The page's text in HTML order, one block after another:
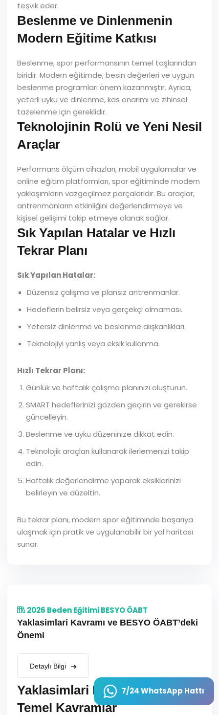
7/24 WhatsApp Hattı
teşvik eder.
Beslenme ve Dinlenmenin
Modern Eğitime Katkısı
Beslenme, spor performansının temel taşlarından
biridir. Modern eğitimde, besin değerleri ve uygun
beslenme programları önem kazanmıştır. Ayrıca,
yeterli uyku ve dinlenme, kas onarımı ve zihinsel
tazelenme için gereklidir.
Teknolojinin Rolü ve Yeni Nesil
Araçlar
Performans ölçüm cihazları, mobil uygulamalar ve
online eğitim platformları, spor eğitiminde modern
yaklaşımların vazgeçilmez parçalarıdır. Bu araçlar,
antrenmanların etkinliğini değerlendirmeye ve
kişisel gelişimi takip etmeye olanak sağlar.
Sık Yapılan Hatalar ve Hızlı
Tekrar Planı
Sık Yapılan Hatalar:
Düzensiz çalışma ve plansız antrenmanlar.
Hedeflerin belirsiz veya gerçekçi olmaması.
Yetersiz dinlenme ve beslenme alışkanlıkları.
Teknolojiyi yanlış veya eksik kullanma.
Hızlı Tekrar Planı:
Günlük ve haftalık çalışma planınızı oluşturun.
SMART hedeflerinizi gözden geçirin ve gerekirse
güncelleyin.
Beslenme ve uyku düzeninize dikkat edin.
Teknolojik araçları kullanarak ilerlemenizi takip
edin.
Haftalık değerlendirme yaparak eksiklerinizi
belirleyin ve düzeltin.
Bu tekrar planı, modern spor eğitiminde başarıya
ulaşmak için pratik ve uygulanabilir bir yol haritası
sunar.
2026 Beden Eğitimi BESYO ÖABT
Yaklasimlari Kavramı ve BESYO ÖABT’deki
Önemi
Detaylı Bilgi
Yaklasimlari Nedir? Tanımı ve
Temel Kavramlar